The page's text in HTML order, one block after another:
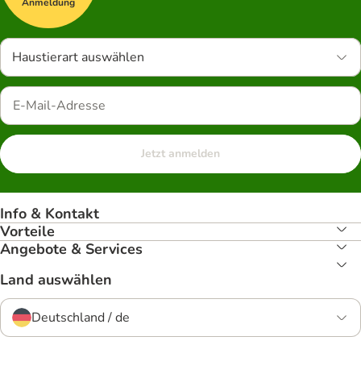
Haustierart auswählen
Jetzt anmelden
Info & Kontakt
Vorteile
Angebote & Services
Land auswählen
Deutschland / de